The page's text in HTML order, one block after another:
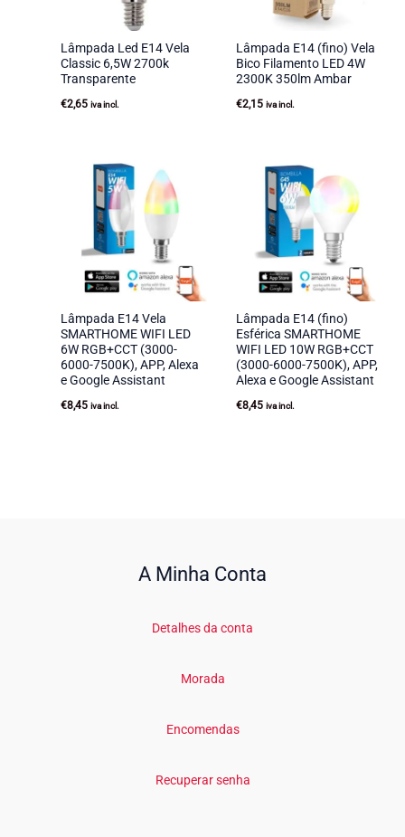
Lâmpada Led E14 Vela
Classic 6,5W 2700k
Transparente
€2,65 iva incl.
Lâmpada E14 (fino) Vela
Bico Filamento LED 4W
2300K 350lm Ambar
€2,15 iva incl.
Lâmpada E14 Vela
SMARTHOME WIFI LED
6W RGB+CCT (3000-
6000-7500K), APP, Alexa
e Google Assistant
€8,45 iva incl.
Lâmpada E14 (fino)
Esférica SMARTHOME
WIFI LED 10W RGB+CCT
(3000-6000-7500K), APP,
Alexa e Google Assistant
€8,45 iva incl.
A Minha Conta
Detalhes da conta
Morada
Encomendas
Recuperar senha